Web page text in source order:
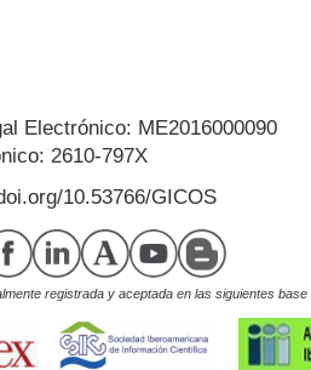
Electrónico: ME2016000090
2610-797X
10.53766/GICOS
registrada y aceptada en las siguientes